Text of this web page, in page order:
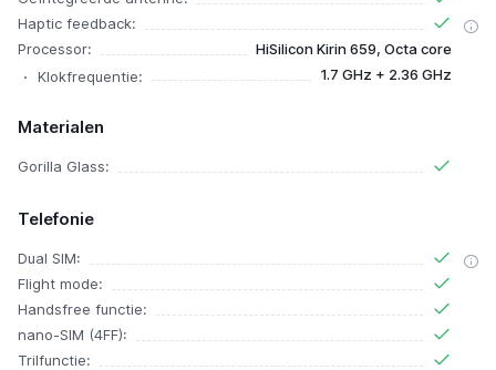
Haptic feedback:
Processor:
HiSilicon Kirin 659, Octa core
Klokfrequentie:
1.7 GHz + 2.36 GHz
Materialen
Gorilla Glass:
Telefonie
Dual SIM:
Flight mode:
Handsfree functie:
nano-SIM (4FF):
Trilfunctie: